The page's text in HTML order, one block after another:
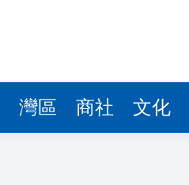
灣區 商社 文化